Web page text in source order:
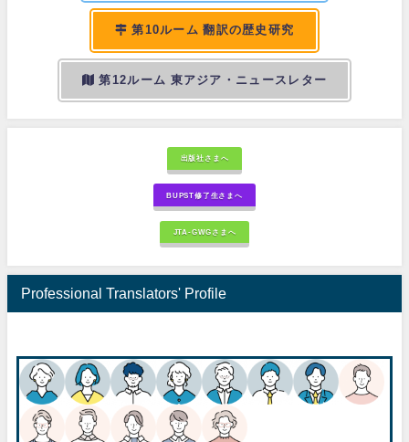
第10ルーム 翻訳の歴史研究
第12ルーム 東アジア・ニュースレター
出版社さまへ
BUPST修了生さまへ
JTA-GWGさまへ
Professional Translators' Profile